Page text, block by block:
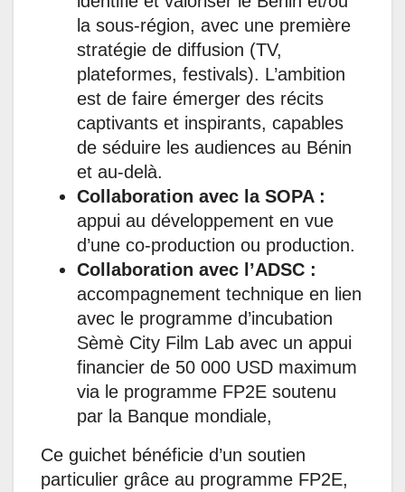
la sous-région, avec une première
stratégie de diffusion (TV,
plateformes, festivals). L’ambition
est de faire émerger des récits
captivants et inspirants, capables
de séduire les audiences au Bénin
et au-delà.
Collaboration avec la SOPA :
appui au développement en vue
d’une co-production ou production.
Collaboration avec l’ADSC :
accompagnement technique en lien
avec le programme d’incubation
Sèmè City Film Lab avec un appui
financier de 50 000 USD maximum
via le programme FP2E soutenu
par la Banque mondiale,
Ce guichet bénéficie d’un soutien
particulier grâce au programme FP2E,